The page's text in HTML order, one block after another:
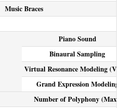
Music Braces
Piano Sound
Binaural Sampling
Virtual Resonance Modeling
Grand Expression Modeling
Number of Polyphony (Max.)